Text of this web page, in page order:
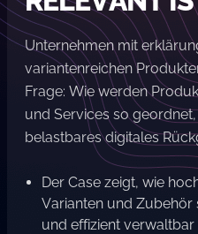
Unternehmen mit
variantenreichen
Frage: Wie werden
und Services so
belastbares digitales
Der Case zeigt, wie
Varianten und
und effizient verwaltbar